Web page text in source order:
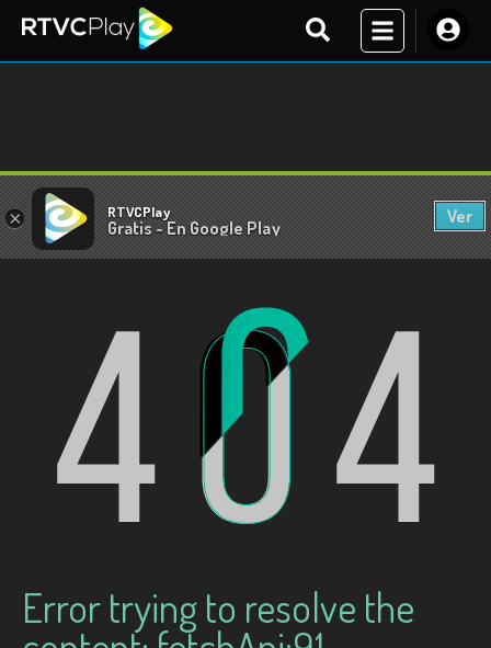
× RTVCPlay
Gratis - En Google Play
Ver
Error trying to resolve the